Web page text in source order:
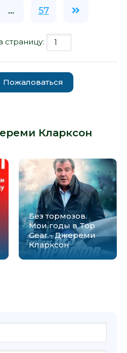
... 57
страницу:
Пожаловаться
Кларксон
Без тормозов.
Мои годы в Top
Gear - Джереми
Кларксон